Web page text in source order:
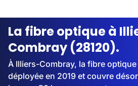
Streaming
La fibre optique à
Combray (28120).
À Illiers-Combray, la fibre
déployée en 2019 et couvre